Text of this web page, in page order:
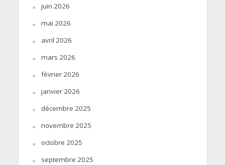
juin 2026
mai 2026
avril 2026
mars 2026
février 2026
janvier 2026
décembre 2025
novembre 2025
octobre 2025
septembre 2025